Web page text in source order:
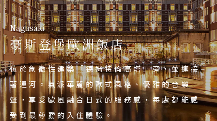
Nagasaki
豪斯登堡
以17世紀荷蘭為主題的休閒渡假主題樂園，園
內總是綻放著美麗的鮮花，此外種種的表演活
動以及遊行，必定能讓您玩得盡興。
Nagasaki
2025夏日登場．世界唯一米菲
兔樂園誕生
讓您沉浸在米菲兔的可愛世界中！乘坐飛機或
遊艇，還有只有豪斯登堡才有的獨特遊樂設施
登場展開冒險，親身體驗繪本中的故事。
Nagasaki
豪斯登堡歐洲飯店
位於象徵性建築「德姆特倫高塔」旁，並連接
著運河。氣派華麗的歐式風格、優雅的音樂
聲，享受歐風融合日式的服務感，每處都能感
受到最尊爵的入住體驗。